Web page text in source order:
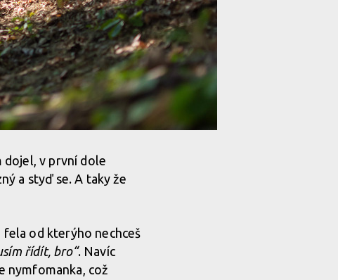
dojel, v první dole
a styď se. A taky že
od kterýho nechceš
řídít, bro“. Navíc
nymfomanka, což